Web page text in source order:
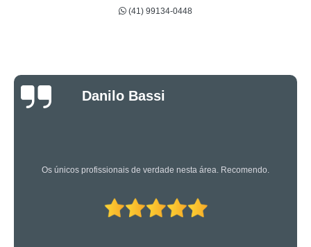
(41) 99134-0448
Luciano Rueda
Oliveira
Os caras são bons mesmo! Profissionais de primeira!